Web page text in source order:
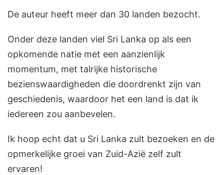
De auteur heeft meer dan 30 landen bezocht.
Onder deze landen viel Sri Lanka op als een
opkomende natie met een aanzienlijk
momentum, met talrijke historische
bezienswaardigheden die doordrenkt zijn van
geschiedenis, waardoor het een land is dat ik
iedereen zou aanbevelen.
Ik hoop echt dat u Sri Lanka zult bezoeken en de
opmerkelijke groei van Zuid-Azië zelf zult
ervaren!